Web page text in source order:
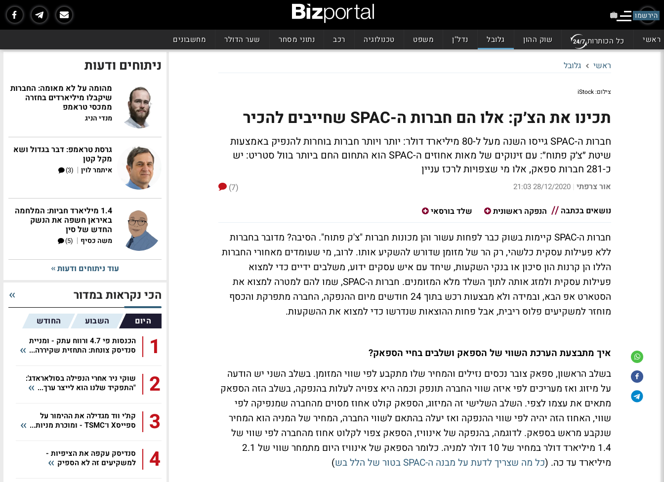
הירשמו
ראשי כל הכותרות שוק ההון גלובל נדל"ן משפט טכנולוגיה רכב נתוני מסחר שער הדולר מחשבונים
ראשי גלובל
צילום: iStock
תכינו את הצ׳ק: אלו הם חברות ה-SPAC שחייבים להכיר
חברות ה-SPAC גייסו השנה מעל ל-80 מיליארד דולר: יותר ויותר חברות בוחרות להנפיק באמצעות
שיטת ״צ׳ק פתוח״: עם זינוקים של מאות אחוזים ה-SPAC הוא התחום החם ביותר בוול סטריט: יש
כ-281 חברות ספאק, אלו מי שצפויות לרכז עניין
אור צרפתי |
28/12/2020 21:03
(7)
נושאים בכתבה
הנפקה ראשונית שלד בורסאי
חברות ה-SPAC קיימות בשוק כבר לפחות עשור והן מכונות חברות "צ'ק פתוח". הסיבה? מדובר בחברות
ללא פעילות עסקית כלשהי, רק הר של מזומן שדורש להשקיע אותו. לרוב, מי שעומדים מאחורי החברות
הללו הן קרנות הון סיכון או בנקי השקעות, שיחד עם איש עסקים ידוע, משלבים ידיים כדי למצוא
פעילות עסקית ולמזג אותה לתוך השלד מלא המזומנים. חברות ה-SPAC, שמו להם למטרה למצוא את
הסטארט אפ הבא, ובמידה ולא מבצעות רכש בתוך 24 חודשים מיום ההנפקה, החברה מתפרקת והכסף
מוחזר למשקיעים פלוס ריבית, אבל פחות ההוצאות שנדרשו כדי למצוא את ההשקעות.
איך מתבצעת הערכת השווי של הספאק ושלבים בחיי הספאק?
בשלב הראשון, ספאק צובר נכסים נזילים והמחיר שלו מתקבע לפי שווי המזומן. בשלב השני יש הודעה
על מיזוג ואז מעריכים לפי איזה שווי החברה תונפק וכמה היא צפויה לעלות בהנפקה, בשלב הזה הספאק
מתאים את עצמו לצפי. השלב השלישי זה המיזוג, הספאק קולט אחוז מסוים מהחברה שמנפיקה לפי
שווי, האחוז הזה יהיה לפי שווי ההנפקה ואז יעלה בהתאם לשווי החברה, המחיר של המניה הוא המחיר
שנקבע מראש בספאק. לדוגמה, בהנפקה של אינוויז, הספאק צפוי לקלוט אחוז מהחברה לפי שווי של
1.4 מיליארד דולר במחיר של 10 דולר למניה. כלומר הספאק של אינוויז היום מתמחר שווי של 2.1
מיליארד עד כה. (כל מה שצריך לדעת על מבנה ה-SPAC בטור של הלל בש )
ניתוחים ודעות
מהומה על לא מאומה: החברות
שיקבלו מיליארדים בחזרה
ממכסי טראמפ
מנדי הניג
גרסת טראמפ: דבר בגדול ושא
מקל קטן
איתמר לוין |
(3)
1.4 מיליארד חביות: המלחמה
באיראן חשפה את הנשק
החדש של סין
משה כסיף |
(5)
עוד ניתוחים ודעות
הכי נקראות במדור
היום השבוע החודש
1
הכנסות פי 4.7 ורווח עתק - ומניית
סנדיסק צונחת: התחזית שקיררה...
2
שוקי ניר אחרי הנפילה בסולאראדג':
"התפקיד שלנו הוא לייצר ערך...
3
קת׳י ווד מגדילה את ההימור על
ספייסX ו־TSMC - ומוכרת מניות...
4
סנדיסק עקפה את הציפיות -
למשקיעים זה לא הספיק